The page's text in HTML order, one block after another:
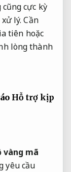
cực kỳ
lý. Cần
tiên hoặc
lòng thành
Hỗ trợ kịp
vàng mã
yêu cầu